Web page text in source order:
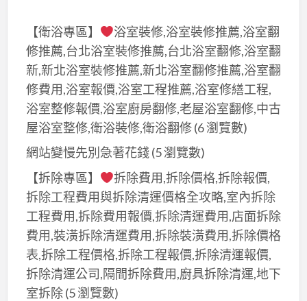
【衛浴專區】
浴室裝修,浴室裝修推薦,浴室翻
修推薦,台北浴室裝修推薦,台北浴室翻修,浴室翻
新,新北浴室裝修推薦,新北浴室翻修推薦,浴室翻
修費用,浴室報價,浴室工程推薦,浴室修繕工程,
浴室整修報價,浴室廚房翻修,老屋浴室翻修,中古
屋浴室整修,衛浴裝修,衛浴翻修(6 瀏覽數)
網站變慢先別急著花錢(5 瀏覽數)
【拆除專區】
拆除費用,拆除價格,拆除報價,
拆除工程費用與拆除清運價格全攻略,室內拆除
工程費用,拆除費用報價,拆除清運費用,店面拆除
費用,裝潢拆除清運費用,拆除裝潢費用,拆除價格
表,拆除工程價格,拆除工程報價,拆除清運報價,
拆除清運公司,隔間拆除費用,廚具拆除清運,地下
室拆除(5 瀏覽數)